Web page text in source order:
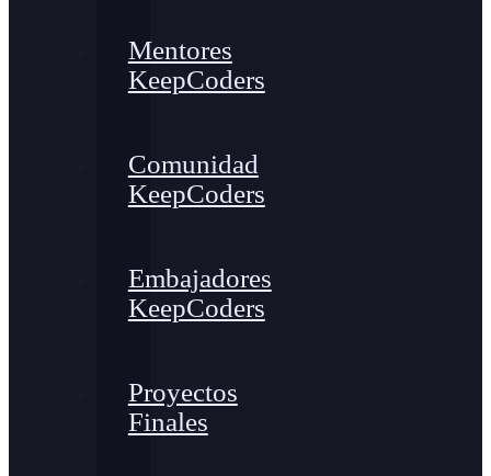
Mentores
KeepCoders
Comunidad
KeepCoders
Embajadores
KeepCoders
Proyectos
Finales